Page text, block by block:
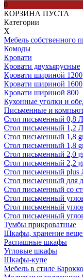
0
КОРЗИНА ПУСТА
Категории
Х
Мебель собственного
Комоды
Кровати
Кровати двухъярусные
Кровати шириной 1200
Кровати шириной 1600
Кровати шириной 800
Кухонные уголки и
Письменные и
Стол письменный 0,8
Стол письменный 1,2
Стол письменный 1,8
Стол письменный 1,8
Стол письменный 2,0
Стол письменный 2,2
Стол письменный plus
Стол письменный для
Стол письменный со
Стол письменный
Стол письменный
Стол письменный
Тумбы прикроватные
Шкафы, хранение
Распашные шкафы
Угловые шкафы
Шкафы-купе
Мебель в стиле Барокко